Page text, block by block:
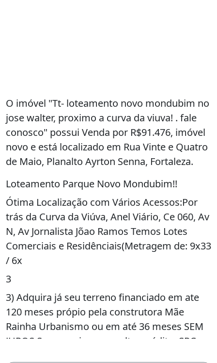
O imóvel "Tt- loteamento novo mondubim no
jose walter, proximo a curva da viuva! . fale
conosco" possui Venda por R$91.476, imóvel
novo e está localizado em Rua Vinte e Quatro
de Maio, Planalto Ayrton Senna, Fortaleza.
Loteamento Parque Novo Mondubim!!
Ótima Localização com Vários Acessos:Por
trás da Curva da Viúva, Anel Viário, Ce 060, Av
N, Av Jornalista Jõao Ramos Temos Lotes
Comerciais e Residênciais(Metragem de: 9x33
/ 6x
3
3) Adquira já seu terreno financiado em ate
120 meses própio pela construtora Mãe
Rainha Urbanismo ou em até 36 meses SEM
JUROS Sem precisar consultar crédito, SPC e